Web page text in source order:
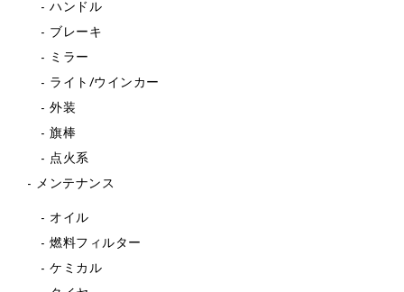
ハンドル
ブレーキ
ミラー
ライト/ウインカー
外装
旗棒
点火系
メンテナンス
オイル
燃料フィルター
ケミカル